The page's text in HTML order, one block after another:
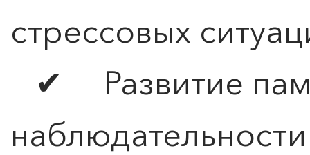
стрессовых
✔ Развитие
наблюдательности